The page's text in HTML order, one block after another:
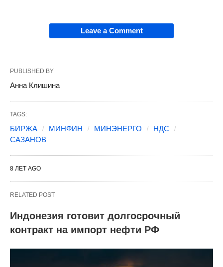
Leave a Comment
PUBLISHED BY
Анна Клишина
TAGS:
БИРЖА МИНФИН МИНЭНЕРГО
НДС
САЗАНОВ
8 ЛЕТ AGO
RELATED POST
Индонезия готовит долгосрочный
контракт на импорт нефти РФ